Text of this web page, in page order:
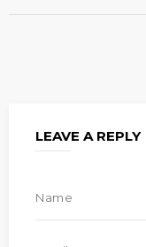
LEAVE A REPLY